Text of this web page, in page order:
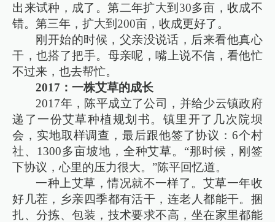
出来试种，成了。第二年扩大到30多亩，收成不
错。第三年，扩大到200亩，收成更好了。
刚开始的时候，父亲没说话，后来看他真心
干，也搭了把手。母亲呢，嘴上说不信，看他忙
不过来，也去帮忙。
2017：一株艾草的成长
2017年，陈平成立了公司，并给少云镇政府
递了一份艾草种植规划书。镇里开了几次院坝
会，实地取样调查，最后跟他签了协议：6个村
社、1300多亩坡地，全种艾草。“那时候，刚签
下协议，心里的压力很大。”陈平回忆道。
一种上艾草，情况就不一样了。艾草一年收
好几茬，乡亲四季都有活干，连老人都能干。捆
扎、分拣、包装，技术要求不高，坐在家里都能